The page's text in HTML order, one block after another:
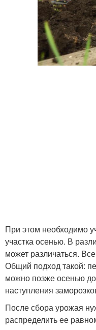
При этом необходимо
участка осенью. В
может различаться.
Общий подход такой:
можно позже осенью
наступления
После сбора урожая
распределить ее